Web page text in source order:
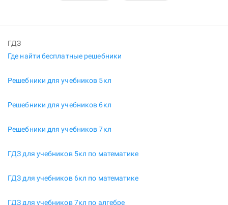
ГДЗ
Где найти бесплатные решебники
Решебники для учебников 5кл
Решебники для учебников 6кл
Решебники для учебников 7кл
ГДЗ для учебников 5кл по математике
ГДЗ для учебников 6кл по математике
ГДЗ для учебников 7кл по алгебре